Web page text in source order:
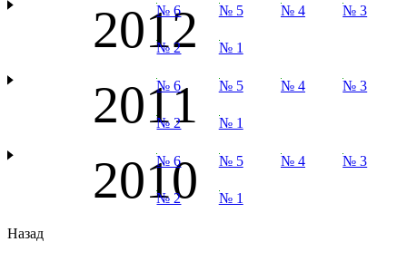
2012
№ 6 № 5 № 4 № 3
№ 2 № 1
2011
№ 6 № 5 № 4 № 3
№ 2 № 1
2010
№ 6 № 5 № 4 № 3
№ 2 № 1
Назад